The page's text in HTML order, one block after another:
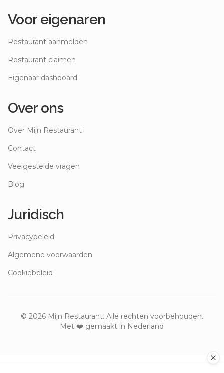
Voor eigenaren
Restaurant aanmelden
Restaurant claimen
Eigenaar dashboard
Over ons
Over Mijn Restaurant
Contact
Veelgestelde vragen
Blog
Juridisch
Privacybeleid
Algemene voorwaarden
Cookiebeleid
© 2026Mijn Restaurant. Alle rechten voorbehouden.
Met ❤️ gemaakt in Nederland